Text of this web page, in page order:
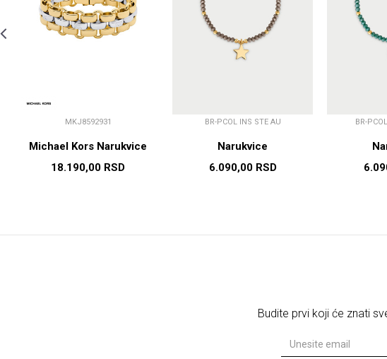
MKJ8592931
Michael Kors Narukvice
18.190,00 RSD
BR-PCOL INS STE AU
Narukvice
6.090,00 RSD
BR-
Budite prvi koji će znati